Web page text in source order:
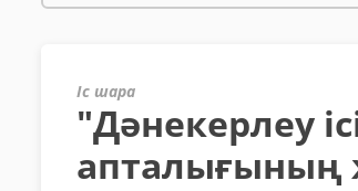
Іс шара
"Дәнекерлеу
апталығының